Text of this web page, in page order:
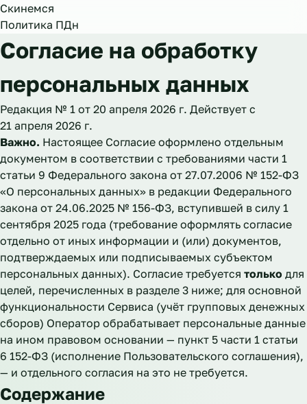
Скинемся
Политика ПДн
Согласие на обработку
персональных данных
Редакция № 1 от 20 апреля 2026 г. Действует с
21 апреля 2026 г.
Важно. Настоящее Согласие оформлено отдельным
документом в соответствии с требованиями части 1
статьи 9 Федерального закона от 27.07.2006 № 152-ФЗ
«О персональных данных» в редакции Федерального
закона от 24.06.2025 № 156-ФЗ, вступившей в силу 1
сентября 2025 года (требование оформлять согласие
отдельно от иных информации и (или) документов,
подтверждаемых или подписываемых субъектом
персональных данных). Согласие требуется только для
целей, перечисленных в разделе 3 ниже; для основной
функциональности Сервиса (учёт групповых денежных
сборов) Оператор обрабатывает персональные данные
на ином правовом основании — пункт 5 части 1 статьи
6 152-ФЗ (исполнение Пользовательского соглашения),
— и отдельного согласия на это не требуется.
Содержание